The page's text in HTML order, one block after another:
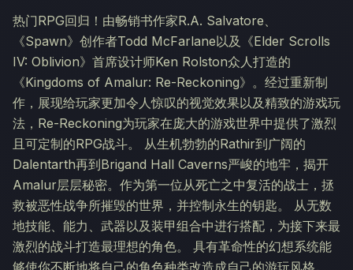
热门RPG回归！由畅销书作家R.A. Salvatore、
《Spawn》创作者Todd McFarlane以及《Elder Scrolls
IV: Oblivion》首席设计师Ken Rolston众人打造的
《Kingdoms of Amalur: Re-Reckoning》。经过重新制
作，展现给玩家更加令人惊叹的视觉效果以及精致的游戏玩
法，Re-Reckoning为玩家在庞大的游戏世界中提供了激烈
且可定制的RPG战斗。 从生机勃勃的Rathir到广阔的
Dalentarth再到Brigand Hall Caverns严峻的地牢，揭开
Amalur层层秘密。作为第一位从死亡之中复活的战士，拯
救被恶性战争所摧毁的世界，并控制永生的钥匙。 从无数
地技能、能力、武器以及装甲组合中进行搭配，为接下来最
激烈的战斗打造最理想的角色。 具有革命性的幻想系统能
够使你不断地将自己的角色种类改造成自己的游玩风格。